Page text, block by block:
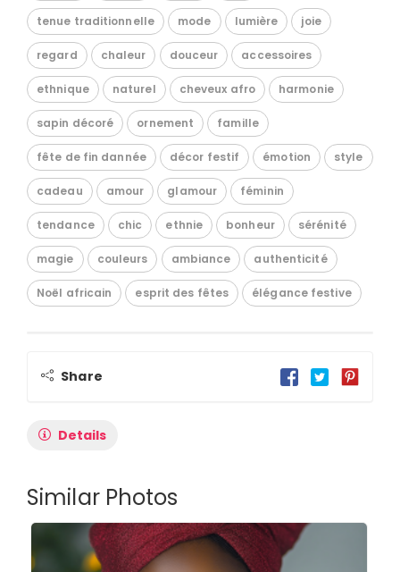
tenue traditionnelle mode lumière joie
regard chaleur douceur accessoires
ethnique naturel cheveux afro harmonie
sapin décoré ornement famille
fête de fin dannée décor festif émotion style
cadeau amour glamour féminin
tendance chic ethnie bonheur sérénité
magie couleurs ambiance authenticité
Noël africain esprit des fêtes élégance festive
Share
Details
Similar Photos